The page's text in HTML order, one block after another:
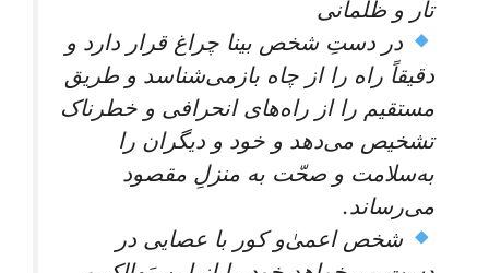
تار و ظلمانی
در دستِ شخص بینا چراغ قرار دارد و
دقیقاً راه را از چاه بازمی‌شناسد و طریق
مستقیم را از راه‌های انحرافی و خطرناک
تشخیص می‌دهد و خود و دیگران را
به‌سلامت و صحّت به منزلِ مقصود
می‌رساند.
شخص اعمیٰ‌و کور با عصایی در